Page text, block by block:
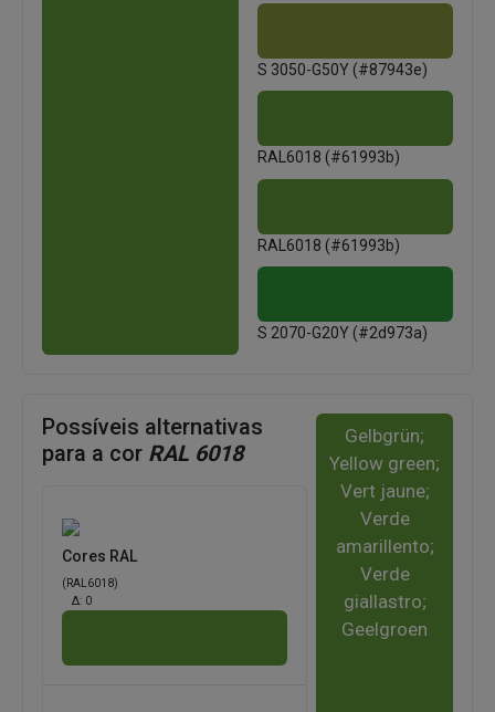
S 3050-G50Y (#87943e)
RAL6018 (#61993b)
RAL6018 (#61993b)
S 2070-G20Y (#2d973a)
Possíveis alternativas
para a cor RAL 6018
Cores RAL
(RAL6018)
Δ: 0
Gelbgrün;
Yellow green;
Vert jaune;
Verde
amarillento;
Verde
giallastro;
Geelgroen